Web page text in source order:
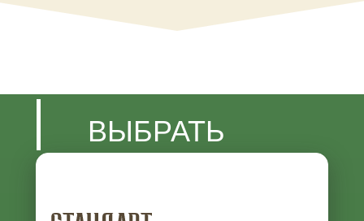
ВЫБРАТЬ
ТАРИФ